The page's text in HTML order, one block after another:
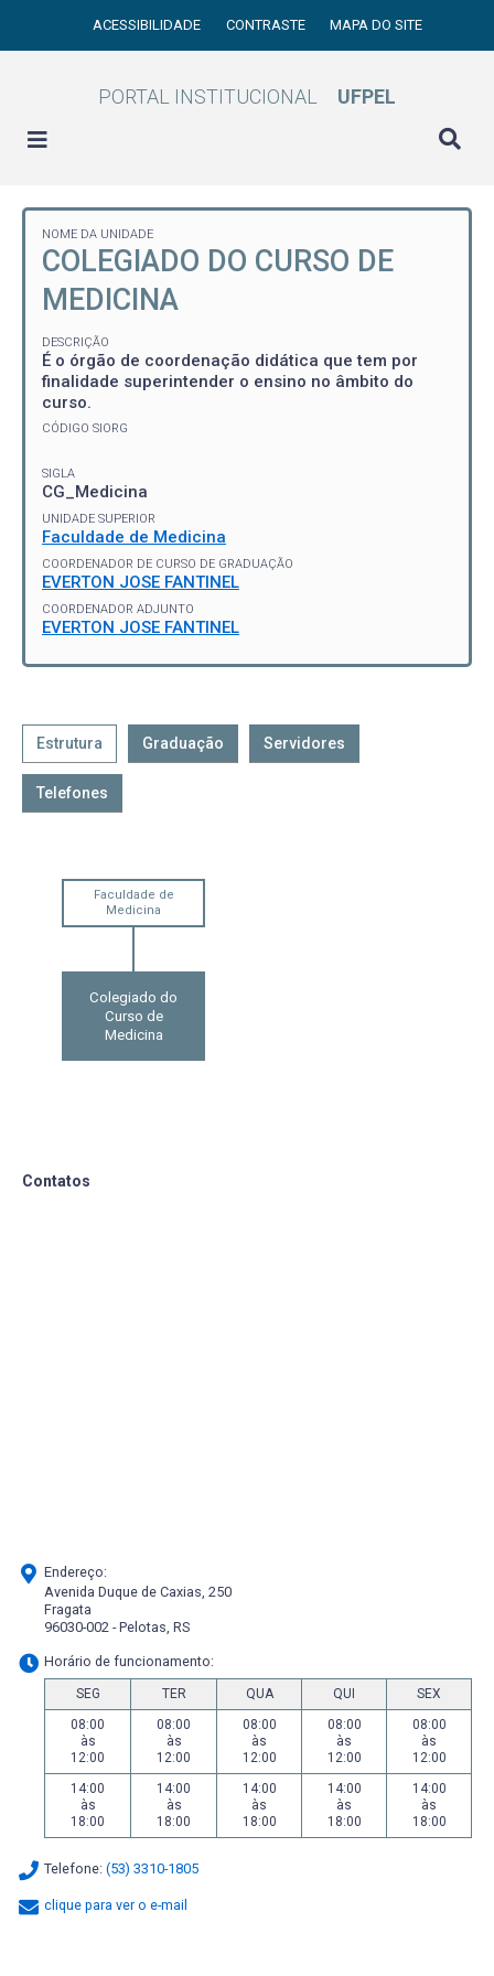
ACESSIBILIDADE CONTRASTE MAPA DO SITE
PORTAL INSTITUCIONAL UFPEL
NOME DA UNIDADE
COLEGIADO DO CURSO DE
MEDICINA
DESCRIÇÃO
É o órgão de coordenação didática que tem por
finalidade superintender o ensino no âmbito do
curso.
CÓDIGO SIORG
SIGLA
CG_Medicina
UNIDADE SUPERIOR
Faculdade de Medicina
COORDENADOR DE CURSO DE GRADUAÇÃO
EVERTON JOSE FANTINEL
COORDENADOR ADJUNTO
EVERTON JOSE FANTINEL
Estrutura Graduação Servidores
Telefones
Faculdade de
Medicina
Colegiado do
Curso de
Medicina
Contatos
Endereço:
Avenida Duque de Caxias, 250
Fragata
96030-002 - Pelotas, RS
Horário de funcionamento:
SEG TER QUA QUI
SEX
08:00
às
12:00
08:00
às
12:00
08:00
às
12:00
08:00
às
12:00
08:00
às
12:00
14:00
às
18:00
14:00
às
18:00
14:00
às
18:00
14:00
às
18:00
14:00
às
18:00
Telefone: (53) 3310-1805
clique para ver o e-mail